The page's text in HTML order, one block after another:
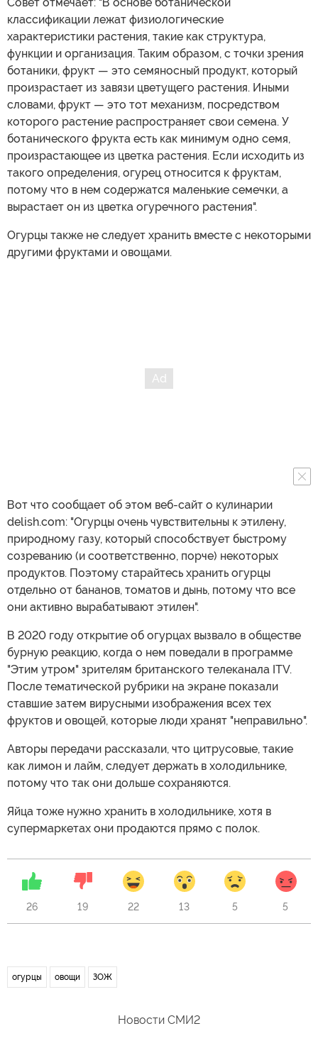
классификации лежат физиологические
характеристики растения, такие как структура,
функции и организация. Таким образом, с точки зрения
ботаники, фрукт — это семяносный продукт, который
произрастает из завязи цветущего растения. Иными
словами, фрукт — это тот механизм, посредством
которого растение распространяет свои семена. У
ботанического фрукта есть как минимум одно семя,
произрастающее из цветка растения. Если исходить из
такого определения, огурец относится к фруктам,
потому что в нем содержатся маленькие семечки, а
вырастает он из цветка огуречного растения".
Огурцы также не следует хранить вместе с некоторыми
другими фруктами и овощами.
Вот что сообщает об этом веб-сайт о кулинарии
delish.com: "Огурцы очень чувствительны к этилену,
природному газу, который способствует быстрому
созреванию (и соответственно, порче) некоторых
продуктов. Поэтому старайтесь хранить огурцы
отдельно от бананов, томатов и дынь, потому что все
они активно вырабатывают этилен".
В 2020 году открытие об огурцах вызвало в обществе
бурную реакцию, когда о нем поведали в программе
"Этим утром" зрителям британского телеканала ITV.
После тематической рубрики на экране показали
ставшие затем вирусными изображения всех тех
фруктов и овощей, которые люди хранят "неправильно".
Авторы передачи рассказали, что цитрусовые, такие
как лимон и лайм, следует держать в холодильнике,
потому что так они дольше сохраняются.
Яйца тоже нужно хранить в холодильнике, хотя в
супермаркетах они продаются прямо с полок.
26 19 22 13 5 5
огурцы овощи ЗОЖ
Новости СМИ2